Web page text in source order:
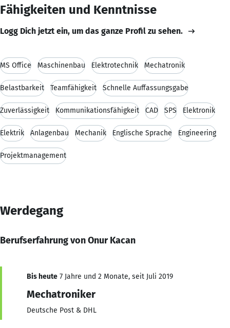
Fähigkeiten und Kenntnisse
Logg Dich jetzt ein, um das ganze Profil zu sehen.
MS Office Maschinenbau Elektrotechnik Mechatronik
Belastbarkeit Teamfähigkeit Schnelle Auffassungsgabe
Zuverlässigkeit Kommunikationsfähigkeit CAD SPS Elektronik
Elektrik Anlagenbau Mechanik Englische Sprache Engineering
Projektmanagement
Werdegang
Berufserfahrung von Onur Kacan
Bis heute 7 Jahre und 2 Monate, seit Juli 2019
Mechatroniker
Deutsche Post & DHL